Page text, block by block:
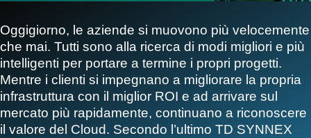
Oggigiorno, le aziende si muovono più velocemente
che mai. Tutti sono alla ricerca di modi migliori e più
intelligenti per portare a termine i propri progetti.
Mentre i clienti si impegnano a migliorare la propria
infrastruttura con il miglior ROI e ad arrivare sul
mercato più rapidamente, continuano a riconoscere
il valore del Cloud. Secondo l’ultimo TD SYNNEX